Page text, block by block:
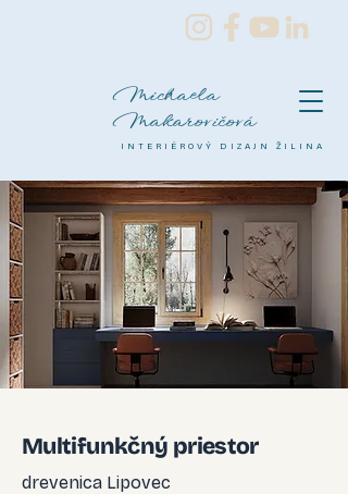
Michaela
Makarovičová
INTERIÉROVÝ DIZAJN ŽILINA
Multifunkčný priestor
drevenica Lipovec